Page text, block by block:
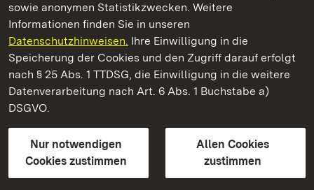
sowie anonymen Statistikzwecken. Weitere
Informationen finden Sie in unseren
Datenschutzhinweisen. Ihre Einwilligung in die
Speicherung der Cookies und den Zugriff darauf erfolgt
nach § 25 Abs. 1 TTDSG, die Einwilligung in die weitere
Datenverarbeitung nach Art. 6 Abs. 1 Buchstabe a)
DSGVO.
Nur notwendigen
Cookies zustimmen
Allen Cookies
zustimmen
Staatliche Schlösser und Gärten Baden‑Württemberg
Staatliche Schlösser und Gärten Baden-Württemberg
Kontakt
GebärdenspracheLeichte Sprache
Erklärung zur Barrierefreiheit
BITV-konform (geprüfte Seiten)